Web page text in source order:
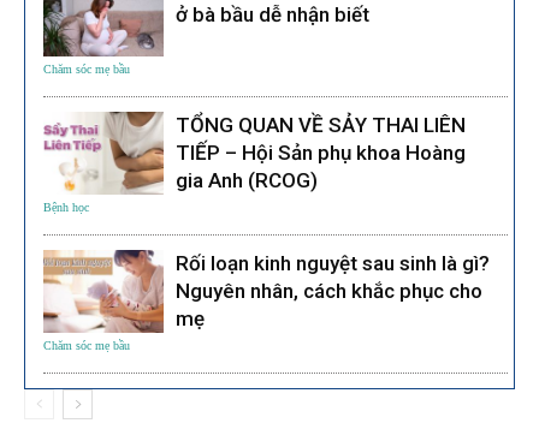
Chăm sóc mẹ bầu
ở bà bầu dễ nhận biết
Bệnh học
TỔNG QUAN VỀ SẢY THAI LIÊN
TIẾP – Hội Sản phụ khoa Hoàng
gia Anh (RCOG)
Chăm sóc mẹ bầu
Rối loạn kinh nguyệt sau sinh là gì?
Nguyên nhân, cách khắc phục cho
mẹ